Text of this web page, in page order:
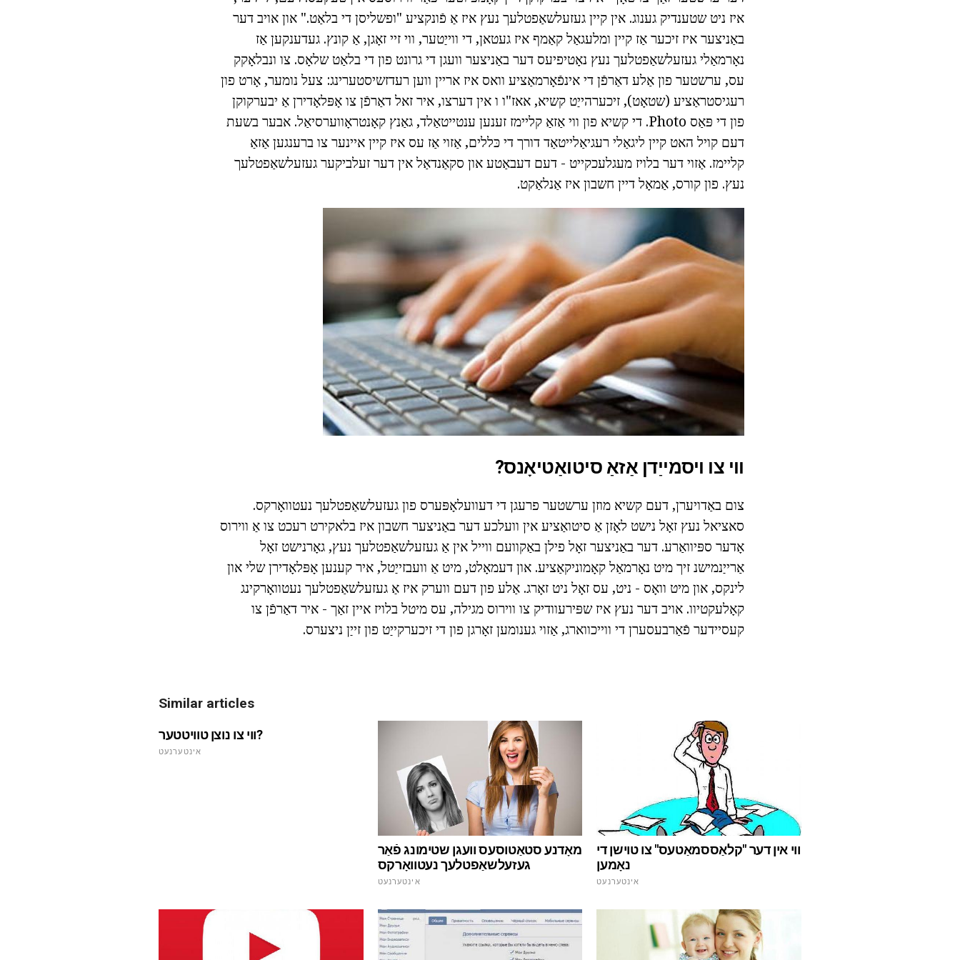
איז ניט שטענדיק גענוג. אין קיין געזעלשאַפטלעך נעץ איז אַ פֿונקציע "ופשליסן די בלאַט." און אויב דער
באַניצער איז זיכער אַז קיין ומלעגאַל קאַמף איז געטאן, די ווייַטער, ווי זיי זאָגן, אַ קונץ. געדענקען אַז
נאָרמאַלי געזעלשאַפטלעך נעץ נאָטיפיעס דער באַניצער וועגן די גרונט פון די בלאַט שלאָס. צו ונבלאָקק
עס, ערשטער פון אַלע דאַרפֿן די אינפֿאָרמאַציע וואס איז אריין ווען רעדזשיסטערינג: צעל נומער, אָרט פון
רעגיסטראַציע (שטאָט), זיכערהייַט קשיא, אאז"ו ו אין דערצו, איר זאל דאַרפֿן צו אָפּלאָדירן אַ יבערקוקן
פון די פּאַס Photo. די קשיא פון ווי אַזאַ קליימז זענען ענטייטאַלד, גאַנץ קאָנטראָווערסיאַל. אבער בשעת
דעם קויל האט קיין ליגאַלי רעגיאַלייטאַד דורך די כּללים, אַזוי אַז עס איז קיין איינער צו ברענגען אַזאַ
קליימז. אַזוי דער בלויז מעגלעכקייט - דעם דעבאַטע און סקאַנדאַל אין דער זעלביקער געזעלשאַפטלעך
נעץ. פון קורס, אַמאָל דיין חשבון איז אַנלאַקט.
ווי צו ויסמייַדן אַזאַ סיטואַטיאָנס?
צום באַדויערן, דעם קשיא מוזן ערשטער פרעגן די דעוועלאָפּערס פון געזעלשאַפטלעך נעטוואָרקס.
סאציאל נעץ זאָל נישט לאָזן אַ סיטואַציע אין וועלכע דער באַניצער חשבון איז בלאקירט רעכט צו אַ ווירוס
אָדער ספּיוואַרע. דער באַניצער זאָל פילן באַקוועם ווייל אין אַ געזעלשאַפטלעך נעץ, גאָרנישט זאָל
אַרייַנמישנ זיך מיט נאָרמאַל קאָמוניקאַציע. און דעמאָלט, מיט אַ וועבזייַטל, איר קענען אָפּלאָדירן שלי און
לינקס, און מיט וואָס - ניט, עס זאָל ניט זאָרג. אַלע פון דעם ווערק איז אַ געזעלשאַפטלעך נעטוואָרקינג
קאָלעקטיוו. אויב דער נעץ איז שפּירעוודיק צו ווירוס מגילה, עס מיטל בלויז איין זאַך - איר דאַרפֿן צו
קעסיידער פֿאַרבעסערן די ווייכווארג, אַזוי גענומען זאָרגן פון די זיכערקייַט פון זייַן ניצערס.
Similar articles
ווי צו נוצן טוויטטער?
אינטערנעט
מאָדנע סטאַטוסעס וועגן שטימונג פֿאַר
געזעלשאַפטלעך נעטוואָרקס
אינטערנעט
ווי אין דער "קלאַססמאַטעס" צו טוישן די
נאָמען
אינטערנעט